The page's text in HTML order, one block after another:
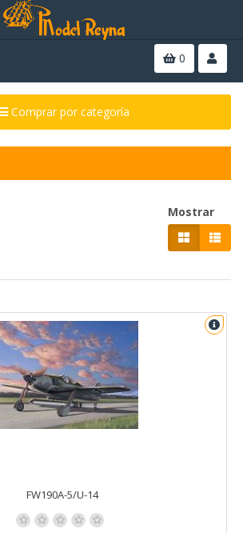
0
Comprar por categoría
Mostrar
FW190A-5/U-14